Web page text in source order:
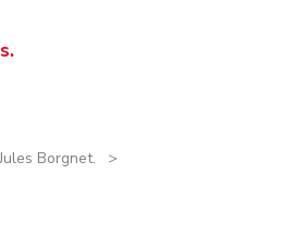
Jules Borgnet.